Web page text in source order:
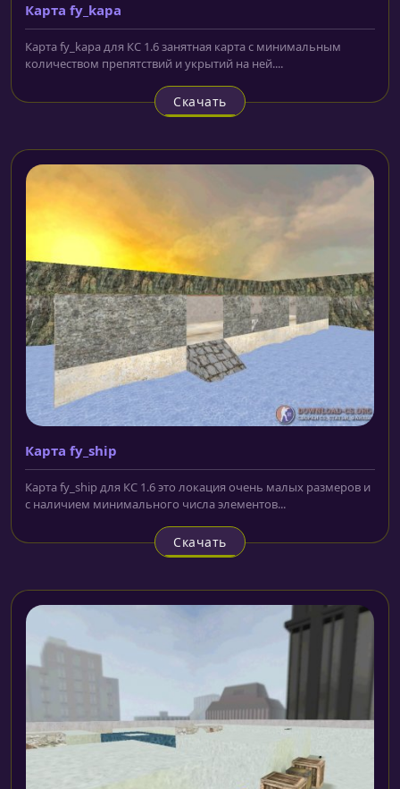
Карта fy_kapa
Карта fy_kapa для КС 1.6 занятная карта с минимальным
количеством препятствий и укрытий на ней....
Скачать
Карта fy_ship
Карта fy_ship для КС 1.6 это локация очень малых размеров и
с наличием минимального числа элементов...
Скачать